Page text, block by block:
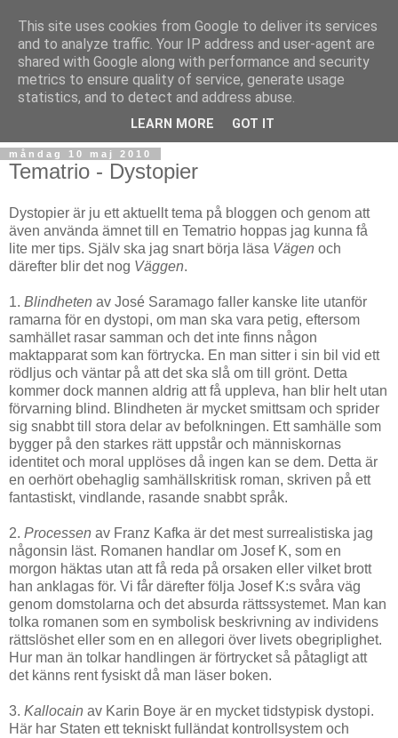
måndag 10 maj 2010
Tematrio - Dystopier
Dystopier är ju ett aktuellt tema på bloggen och genom att
även använda ämnet till en Tematrio hoppas jag kunna få
lite mer tips. Själv ska jag snart börja läsa Vägen och
därefter blir det nog Väggen.
1. Blindheten av José Saramago faller kanske lite utanför
ramarna för en dystopi, om man ska vara petig, eftersom
samhället rasar samman och det inte finns någon
maktapparat som kan förtrycka. En man sitter i sin bil vid ett
rödljus och väntar på att det ska slå om till grönt. Detta
kommer dock mannen aldrig att få uppleva, han blir helt utan
förvarning blind. Blindheten är mycket smittsam och sprider
sig snabbt till stora delar av befolkningen. Ett samhälle som
bygger på den starkes rätt uppstår och människornas
identitet och moral upplöses då ingen kan se dem. Detta är
en oerhört obehaglig samhällskritisk roman, skriven på ett
fantastiskt, vindlande, rasande snabbt språk.
2. Processen av Franz Kafka är det mest surrealistiska jag
någonsin läst. Romanen handlar om Josef K, som en
morgon häktas utan att få reda på orsaken eller vilket brott
han anklagas för. Vi får därefter följa Josef K:s svåra väg
genom domstolarna och det absurda rättssystemet. Man kan
tolka romanen som en symbolisk beskrivning av individens
rättslöshet eller som en en allegori över livets obegriplighet.
Hur man än tolkar handlingen är förtrycket så påtagligt att
det känns rent fysiskt då man läser boken.
3. Kallocain av Karin Boye är en mycket tidstypisk dystopi.
Här har Staten ett tekniskt fulländat kontrollsystem och
This site uses cookies from Google to deliver its services
and to analyze traffic. Your IP address and user-agent are
shared with Google along with performance and security
metrics to ensure quality of service, generate usage
statistics, and to detect and address abuse.
LEARN MORE GOT IT